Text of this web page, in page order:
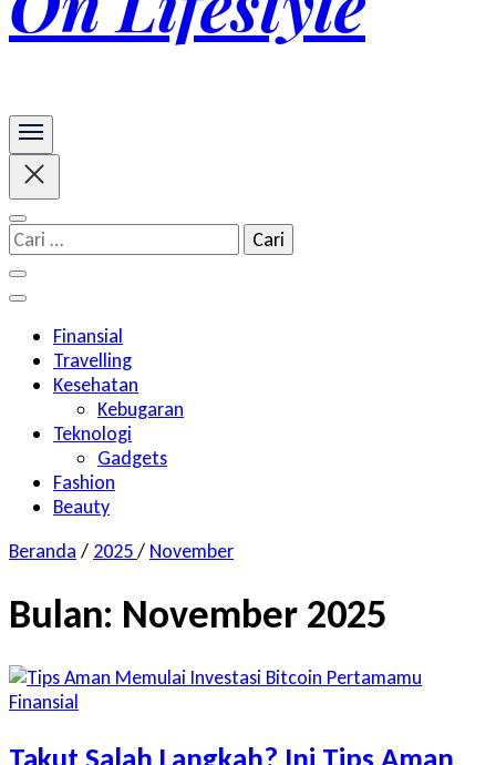
Cari
untuk:
Finansial
Travelling
Kesehatan
Kebugaran
Teknologi
Gadgets
Fashion
Beauty
Beranda / 2025/ November
Bulan: November 2025
Finansial
Takut Salah Langkah? Ini Tips Aman